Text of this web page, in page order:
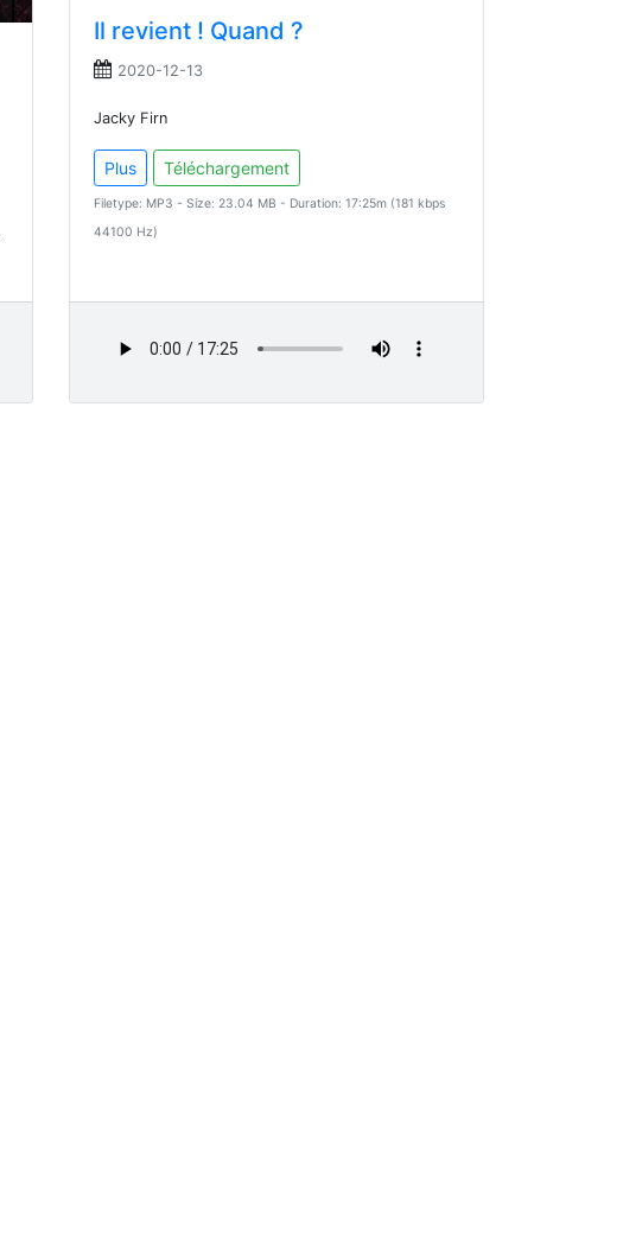
Il revient ! Quand ?
2020-12-13
Jacky Firn
Plus Téléchargement
Filetype: MP3 - Size: 23.04 MB - Duration: 17:25m (181 kbps
44100 Hz)